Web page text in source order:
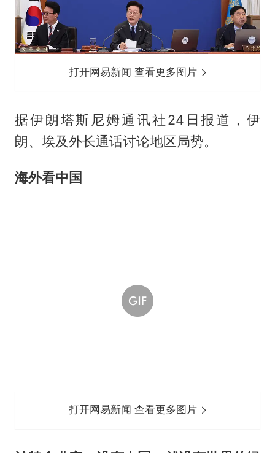
打开网易新闻 查看更多图片
据伊朗塔斯尼姆通讯社24日报道，伊
朗、埃及外长通话讨论地区局势。
海外看中国
打开网易新闻 查看更多图片